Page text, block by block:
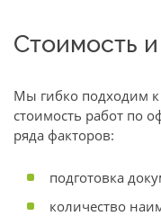
Стоимость
Мы гибко подходим
стоимость работ по
ряда факторов:
подготовка
количество